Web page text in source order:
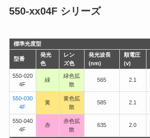
550-xx04F シリーズ
標準光度型
型番
発光
色
レン
ズ色
発光波長
(nm)
順電圧
(v)
550-020
4F
緑
緑色拡
散
565 2.1
550-030
4F
黄
黄色拡
散
585 2.1
550-040
4F
赤
赤色拡
散
635 2.0